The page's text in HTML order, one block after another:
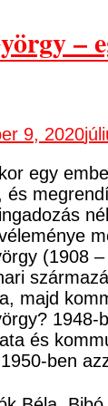
–
9, 2020
egy
és
(1908
majd
1948-
és
ben